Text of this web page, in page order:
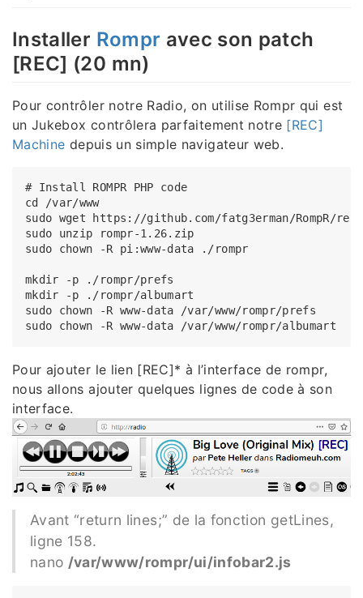
Installer Rompr avec son patch
[REC] (20 mn)
Pour contrôler notre Radio, on utilise Rompr qui est
un Jukebox contrôlera parfaitement notre [REC]
Machine depuis un simple navigateur web.
# Install ROMPR PHP code
cd /var/www
sudo wget https://github.com/fatg3erman/RompR/
sudo unzip rompr-1.26.zip
sudo chown -R pi:www-data ./rompr
mkdir -p ./rompr/prefs
mkdir -p ./rompr/albumart
sudo chown -R www-data /var/www/rompr/prefs
Pour ajouter le lien [REC]* à l’interface de rompr,
nous allons ajouter quelques lignes de code à son
interface.
Avant “return lines;” de la fonction getLines,
ligne 158.
nano /var/www/rompr/ui/infobar2.js